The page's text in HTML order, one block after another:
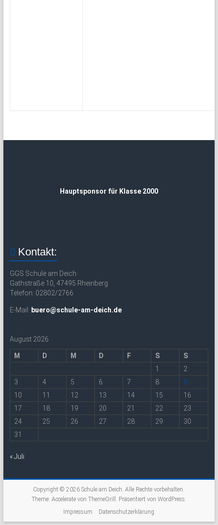
Hauptsponsor für Klasse 2000
Kontakt:
GGS Schule am Deich
Gathstraße 10, 47495 Rheinberg
Telefon: 02802/2766
E-Mail: buero@schule-am-deich.de
August 2026
M D M D F S
S
1
2
3
4 5 6 7 8
9
10
11 12 13 14 15
16
17
18 19 20 21 22
23
24
25 26 27 28 29
30
31
« Juli
Copyright © 2026Schule am Deich. Alle Rechte vorbehalten.
Theme: Acceleratevon ThemeGrill. Präsentiert von WordPress.
Impressum
Datenschutzerklärung